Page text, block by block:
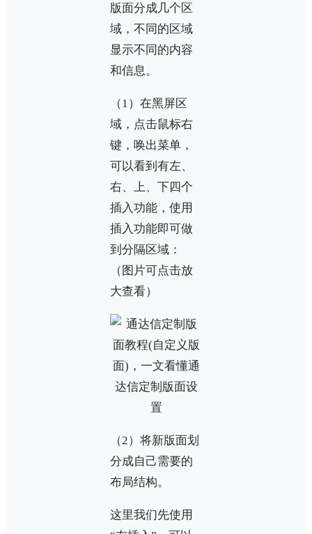
版面分成几个区
域，不同的区域
显示不同的内容
和信息。
（1）在黑屏区
域，点击鼠标右
键，唤出菜单，
可以看到有左、
右、上、下四个
插入功能，使用
插入功能即可做
到分隔区域：
（图片可点击放
大查看）
（2）将新版面划
分成自己需要的
布局结构。
这里我们先使用